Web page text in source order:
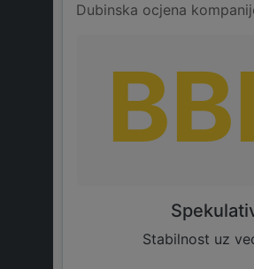
Dubinska ocjena
Stabilnost uz